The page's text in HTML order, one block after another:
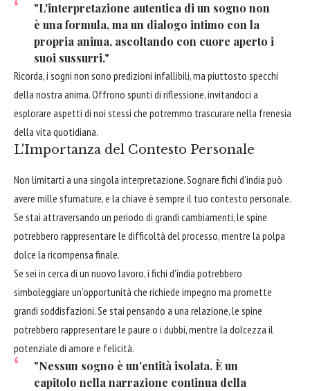
"L'interpretazione autentica di un sogno non
è una formula, ma un dialogo intimo con la
propria anima, ascoltando con cuore aperto i
suoi sussurri."
Ricorda, i sogni non sono predizioni infallibili, ma piuttosto specchi
della nostra anima. Offrono spunti di riflessione, invitandoci a
esplorare aspetti di noi stessi che potremmo trascurare nella frenesia
della vita quotidiana.
L'Importanza del Contesto Personale
Non limitarti a una singola interpretazione. Sognare fichi d'india può
avere mille sfumature, e la chiave è sempre il tuo contesto personale.
Se stai attraversando un periodo di grandi cambiamenti, le spine
potrebbero rappresentare le difficoltà del processo, mentre la polpa
dolce la ricompensa finale.
Se sei in cerca di un nuovo lavoro, i fichi d'india potrebbero
simboleggiare un'opportunità che richiede impegno ma promette
grandi soddisfazioni. Se stai pensando a una relazione, le spine
potrebbero rappresentare le paure o i dubbi, mentre la dolcezza il
potenziale di amore e felicità.
"Nessun sogno è un'entità isolata. È un
capitolo nella narrazione continua della